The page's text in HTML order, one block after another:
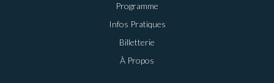
Programme
Infos Pratiques
Billetterie
À Propos